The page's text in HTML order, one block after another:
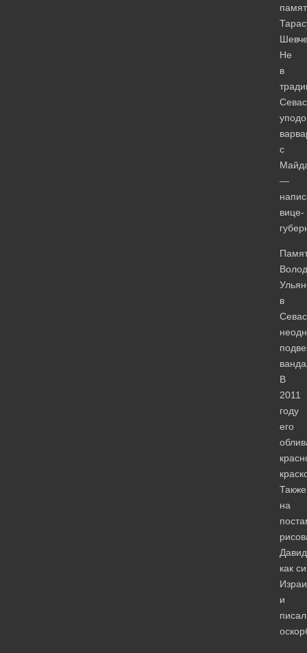
Не
в
с
—
вице-
в
В
2011
году
его
Также
на
как
и